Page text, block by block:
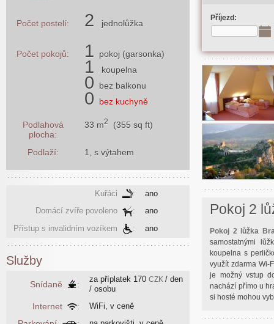
Příjezd:
Pokoj 2
Pokoj 2 lůžka
samostatnými
koupelna s
využít zdarma Wi-
je možný vstup
nachází přímo u
si hosté mohou
Počet postelí: 2 jednolůžka
Počet pokojů: 1 pokoj (garsonka)
1 koupelna
0 bez balkonu
0 bez kuchyně
Podlahová
plocha:
33 m2 (355 sq ft)
Podlaží: 1, s výtahem
Kuřáci :
ano
Domácí zvíře povoleno
:
ano
Přístup s invalidním vozíkem
: ano
Služby
Snídaně :
za příplatek 170 CZK / den
/ osobu
Internet : WiFi, v ceně